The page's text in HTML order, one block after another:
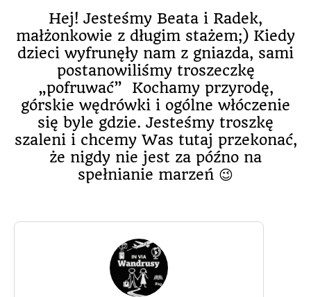
Hej! Jesteśmy Beata i Radek,
małżonkowie z długim stażem;) Kiedy
dzieci wyfrunęły nam z gniazda, sami
postanowiliśmy troszeczkę
„pofruwać” Kochamy przyrodę,
górskie wędrówki i ogólne włóczenie
się byle gdzie. Jesteśmy troszkę
szaleni i chcemy Was tutaj przekonać,
że nigdy nie jest za późno na
spełnianie marzeń 😉